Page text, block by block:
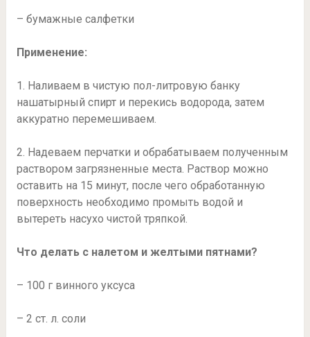
– бумажные салфетки
Применение:
1. Наливаем в чистую пол-литровую банку
нашатырный спирт и перекись водорода, затем
аккуратно перемешиваем.
2. Надеваем перчатки и обрабатываем полученным
раствором загрязненные места. Раствор можно
оставить на 15 минут, после чего обработанную
поверхность необходимо промыть водой и
вытереть насухо чистой тряпкой.
Что делать с налетом и желтыми пятнами?
– 100 г винного уксуса
– 2 ст. л. соли